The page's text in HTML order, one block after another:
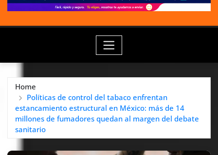
Home
Políticas de control del tabaco enfrentan
estancamiento estructural en México: más de 14
millones de fumadores quedan al margen del debate
sanitario